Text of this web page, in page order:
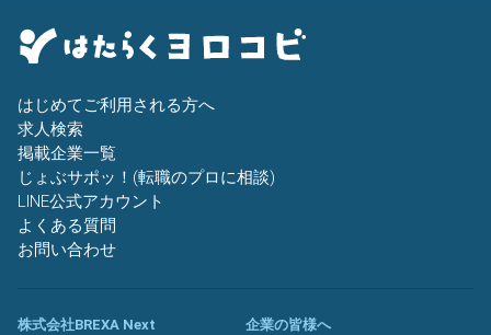
はじめてご利用される方へ
求人検索
掲載企業一覧
じょぶサポッ！(転職のプロに相談)
LINE公式アカウント
よくある質問
お問い合わせ
株式会社BREXA Next
企業の皆様へ